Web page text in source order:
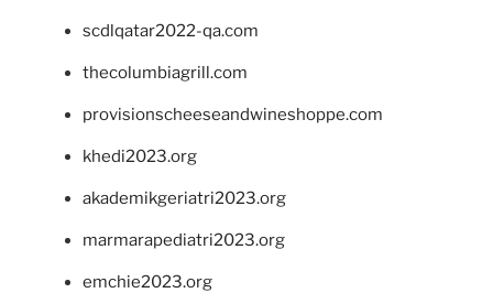
scdlqatar2022-qa.com
thecolumbiagrill.com
provisionscheeseandwineshoppe.com
khedi2023.org
akademikgeriatri2023.org
marmarapediatri2023.org
emchie2023.org